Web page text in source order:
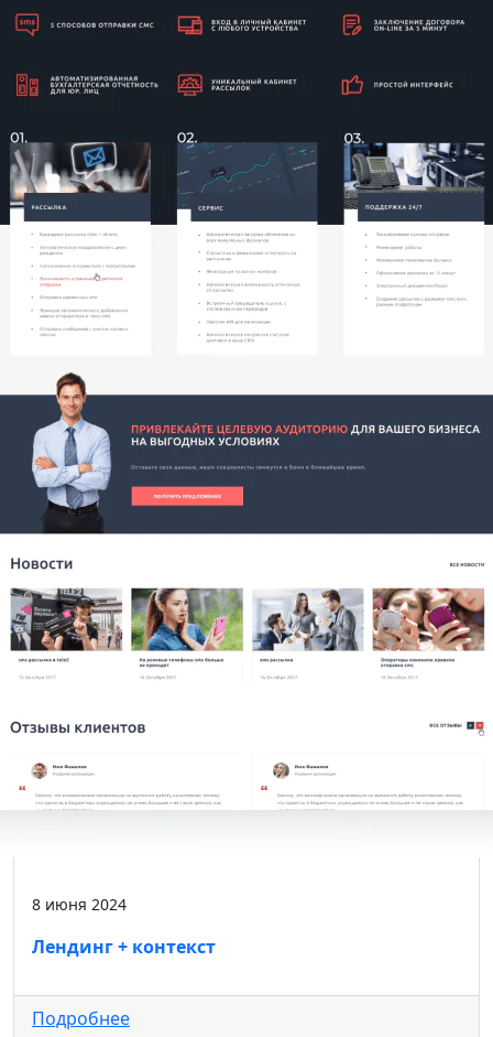
8 июня 2024
Лендинг + контекст
Подробнее